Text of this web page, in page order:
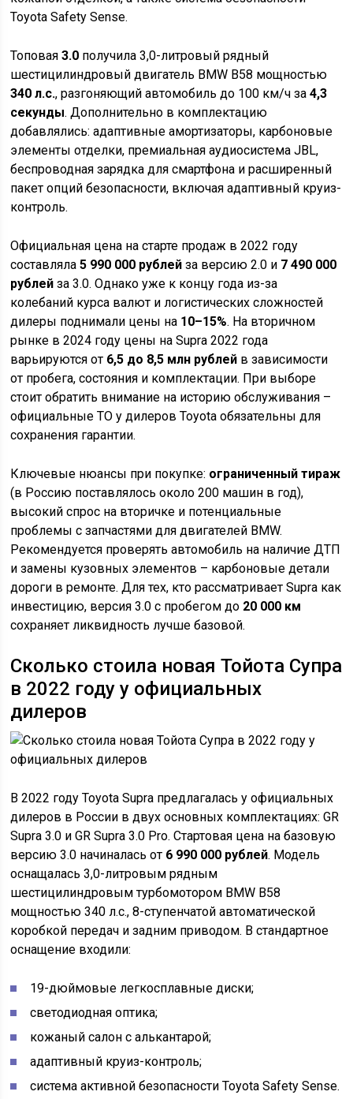
Toyota Safety Sense.
Топовая3.0 получила 3,0-литровый рядный
шестицилиндровый двигатель BMW B58 мощностью
340 л.с., разгоняющий автомобиль до 100 км/ч за4,3
секунды. Дополнительно в комплектацию
добавлялись: адаптивные амортизаторы, карбоновые
элементы отделки, премиальная аудиосистема JBL,
беспроводная зарядка для смартфона и расширенный
пакет опций безопасности, включая адаптивный круиз-
контроль.
Официальная цена на старте продаж в 2022 году
составляла5 990 000 рублей за версию 2.0 и 7 490 000
рублей за 3.0. Однако уже к концу года из-за
колебаний курса валют и логистических сложностей
дилеры поднимали цены на 10–15%. На вторичном
рынке в 2024 году цены на Supra 2022 года
варьируются от 6,5 до 8,5 млн рублей в зависимости
от пробега, состояния и комплектации. При выборе
стоит обратить внимание на историю обслуживания –
официальные ТО у дилеров Toyota обязательны для
сохранения гарантии.
Ключевые нюансы при покупке: ограниченный тираж
(в Россию поставлялось около 200 машин в год),
высокий спрос на вторичке и потенциальные
проблемы с запчастями для двигателей BMW.
Рекомендуется проверять автомобиль на наличие ДТП
и замены кузовных элементов – карбоновые детали
дороги в ремонте. Для тех, кто рассматривает Supra как
инвестицию, версия 3.0 с пробегом до 20 000 км
сохраняет ликвидность лучше базовой.
Сколько стоила новая Тойота Супра
в 2022 году у официальных
дилеров
В 2022 году Toyota Supra предлагалась у официальных
дилеров в России в двух основных комплектациях: GR
Supra 3.0 и GR Supra 3.0 Pro. Стартовая цена на базовую
версию 3.0 начиналась от 6 990 000 рублей. Модель
оснащалась 3,0-литровым рядным
шестицилиндровым турбомотором BMW B58
мощностью 340 л.с., 8-ступенчатой автоматической
коробкой передач и задним приводом. В стандартное
оснащение входили:
19-дюймовые легкосплавные диски;
светодиодная оптика;
кожаный салон с алькантарой;
адаптивный круиз-контроль;
система активной безопасности Toyota Safety Sense.